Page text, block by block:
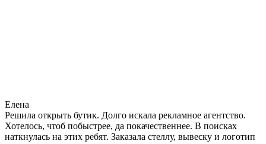
Елена
Решила открыть бутик. Долго искала рекламное агентство.
Хотелось, чтоб побыстрее, да покачественнее. В поисках
наткнулась на этих ребят. Заказала стеллу, вывеску и логотип